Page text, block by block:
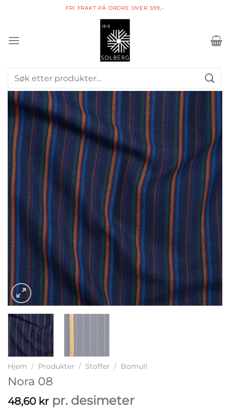
FRI FRAKT PÅ ORDRE OVER 599,-
Søk
etter:
Hjem / Produkter / Stoffer / Bomull
Nora 08
48,60 kr pr. desimeter